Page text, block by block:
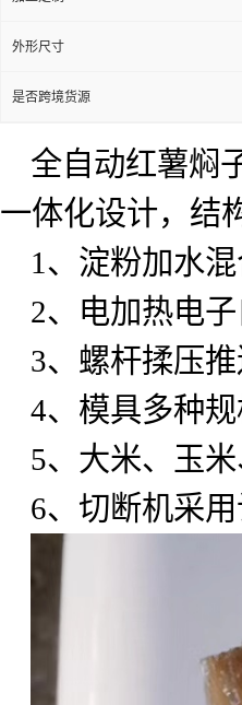
外形尺寸
是否跨境货源
全自动红薯焖
一体化设计，结
1 、淀粉加水
2、电加热电
3、螺杆揉压
4、模具多种
5、大米、玉
6、切断机采